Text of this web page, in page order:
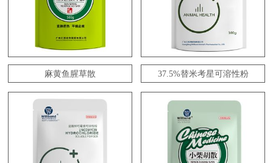
麻黄鱼腥草散 37.5%替米考星可溶性粉